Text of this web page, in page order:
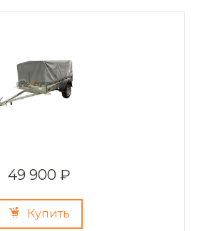
49 900 ₽
Купить